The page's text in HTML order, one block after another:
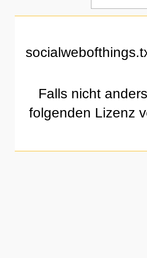
Falls nicht
folgenden Lizenz